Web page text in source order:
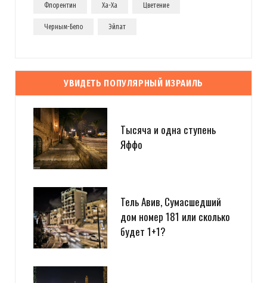
Флорентин Ха-Ха Цветение
Черным-Бело Эйлат
УВИДЕТЬ ПОПУЛЯРНЫЙ ИЗРАИЛЬ
Тысяча и одна ступень
Яффо
Тель Авив, Сумасшедший
дом номер 181 или сколько
будет 1+1?